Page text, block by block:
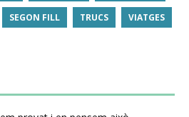
SEGON FILL TRUCS VIATGES